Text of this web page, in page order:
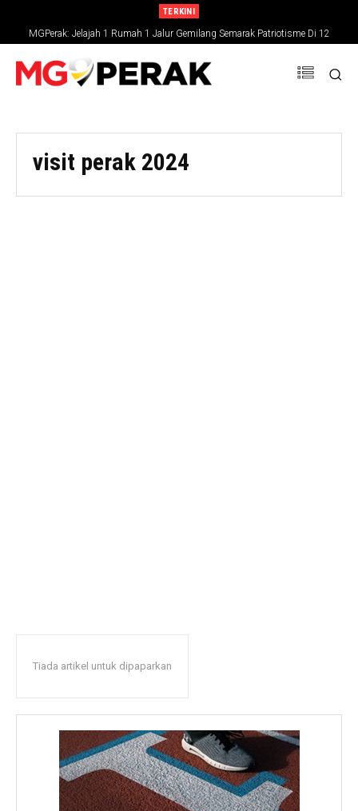
TERKINI
MGPerak: Jelajah 1 Rumah 1 Jalur Gemilang Semarak Patriotisme Di 12
Daerah Perak
visit perak 2024
Tiada artikel untuk dipaparkan